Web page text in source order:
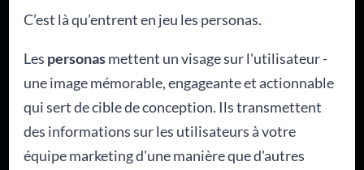
C’est là qu’entrent en jeu les personas.
Les personasmettent un visage sur l'utilisateur -
une image mémorable, engageante et actionnable
qui sert de cible de conception. Ils transmettent
des informations sur les utilisateurs à votre
équipe marketing d'une manière que d'autres